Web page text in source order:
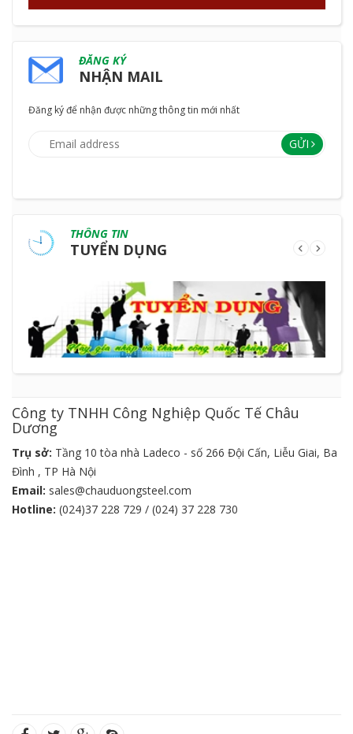
ĐĂNG KÝ
NHẬN MAIL
Đăng ký để nhận được những thông tin mới nhất
GỬI
THÔNG TIN
TUYỂN DỤNG
Công ty TNHH Công Nghiệp Quốc Tế Châu
Dương
Trụ sở: Tầng 10 tòa nhà Ladeco - số 266 Đội Cấn, Liễu Giai, Ba
Đình , TP Hà Nội
Email: sales@chauduongsteel.com
Hotline: (024)37 228 729 / (024) 37 228 730